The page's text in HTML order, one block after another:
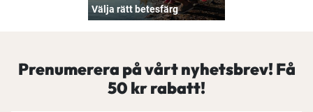
Välja rätt betesfärg
Prenumerera på vårt nyhetsbrev! Få
50 kr rabatt!